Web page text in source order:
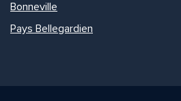
Bonneville
Pays Bellegardien